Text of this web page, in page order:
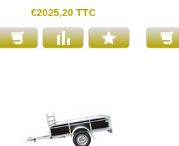
€2025,20 TTC